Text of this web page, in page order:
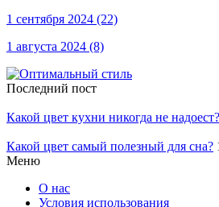
1 сентября 2024 (22)
1 августа 2024 (8)
Последний пост
Какой цвет кухни никогда не надоест?
Какой цвет самый полезный для сна?
Меню
О нас
Условия использования